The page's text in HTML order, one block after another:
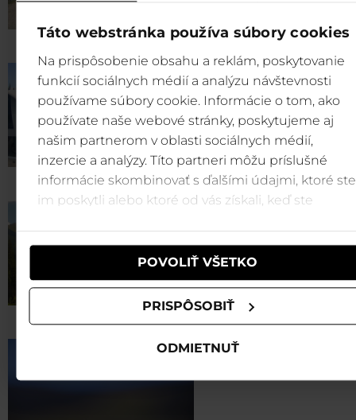
Táto webstránka používa súbory cookies
Na prispôsobenie obsahu a reklám, poskytovanie
funkcií sociálnych médií a analýzu návštevnosti
používame súbory cookie. Informácie o tom, ako
používate naše webové stránky, poskytujeme aj
našim partnerom v oblasti sociálnych médií,
inzercie a analýzy. Títo partneri môžu príslušné
informácie skombinovať s ďalšími údajmi, ktoré ste
im poskytli alebo ktoré od vás získali, keď ste
POVOLIŤ VŠETKO
PRISPÔSOBIŤ
ODMIETNUŤ
Brhliská Záhradky